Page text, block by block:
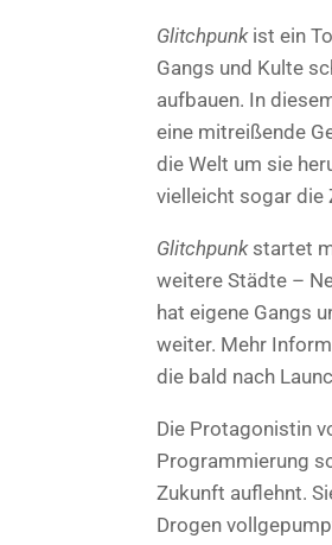
Glitchpunkist ein
Gangs und Kulte
aufbauen. In
eine mitreißende
die Welt um sie
vielleicht sogar die
Glitchpunkstartet
weitere Städte –
hat eigene Gangs
weiter. Mehr
die bald nach
Die Protagonistin
Programmierung
Zukunft auflehnt.
Drogen